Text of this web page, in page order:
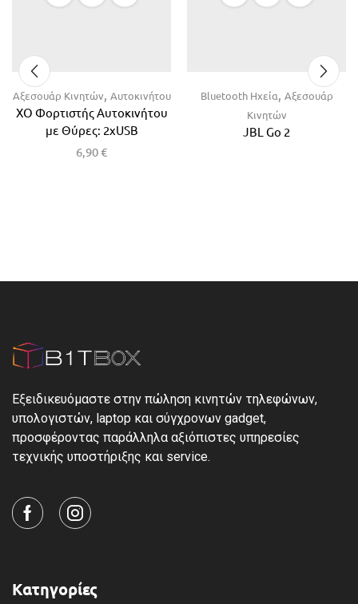
Αξεσουάρ Κινητών Αυτοκινήτου
XO Φορτιστής Αυτοκινήτου
με Θύρες: 2xUSB
6,90€
Bluetooth Ηχεία Αξεσουάρ
Κινητών
JBL Go 2
Εξειδικευόμαστε στην πώληση κινητών τηλεφώνων,
υπολογιστών, laptop και σύγχρονων gadget,
προσφέροντας παράλληλα αξιόπιστες υπηρεσίες
τεχνικής υποστήριξης και service.
Κατηγορίες